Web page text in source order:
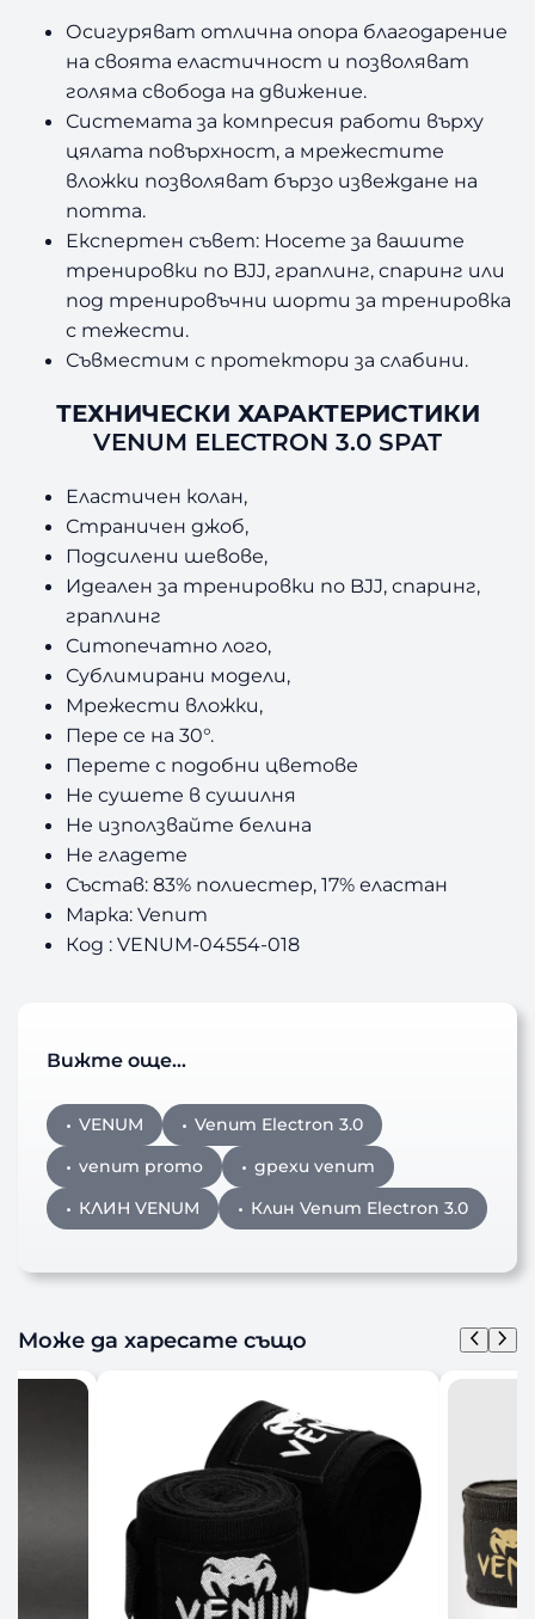
€
л
в
7
9
Осигуряват отлична опора благодарение
на своята еластичност и позволяват
голяма свобода на движение.
Системата за компресия работи върху
цялата повърхност, а мрежестите
вложки позволяват бързо извеждане на
потта.
Експертен съвет: Носете за вашите
тренировки по BJJ, граплинг, спаринг или
под тренировъчни шорти за тренировка
с тежести.
Съвместим с протектори за слабини.
ТЕХНИЧЕСКИ ХАРАКТЕРИСТИКИ
VENUM ELECTRON 3.0 SPAT
Еластичен колан,
Страничен джоб,
Подсилени шевове,
Идеален за тренировки по BJJ, спаринг,
граплинг
Ситопечатно лого,
Сублимирани модели,
Мрежести вложки,
Пере се на 30°.
Перете с подобни цветове
Не сушете в сушилня
Не използвайте белина
Не гладете
Състав: 83% полиестер, 17% еластан
Марка: Venum
Код : VENUM-04554-018
Вижте още…
VENUM
Venum Electron 3.0
venum promo
дрехи venum
КЛИН VENUM
Клин Venum Electron 3.0
Може да харесате също